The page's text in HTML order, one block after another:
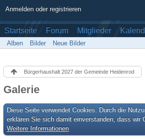
Anmelden oder registrieren
Startseite Forum Mitglieder
Alben Bilder Neue Bilder
Bürgerhaushalt 2027 der Gemeinde Heidenrod
Galerie
Diese Seite verwendet Cookies. Durch die
erklären Sie sich damit einverstanden, dass wir
Weitere Informationen